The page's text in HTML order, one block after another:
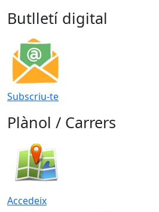
Butlletí digital
Subscriu-te
Plànol / Carrers
Accedeix